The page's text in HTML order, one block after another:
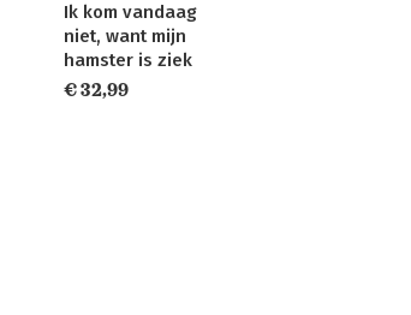
Ik kom vandaag
niet, want mijn
hamster is ziek
€ 32,99